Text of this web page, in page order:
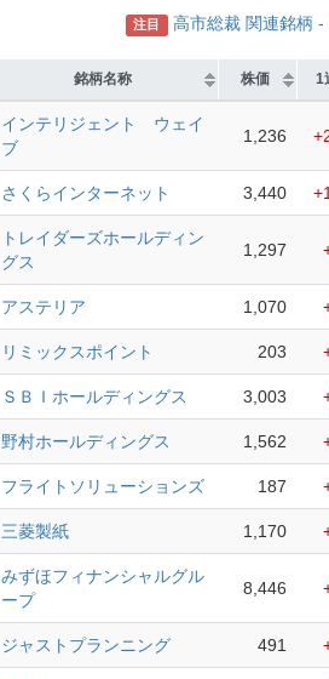
注目 高市総裁 関連銘柄 -
銘柄名称 株価 1
インテリジェント ウェイ
ブ
1,236
さくらインターネット 3,440
トレイダーズホールディン
グス
1,297
アステリア 1,070
リミックスポイント 203
ＳＢＩホールディングス 3,003
野村ホールディングス 1,562
フライトソリューションズ 187
三菱製紙 1,170
みずほフィナンシャルグル
ープ
8,446
ジャストプランニング 491